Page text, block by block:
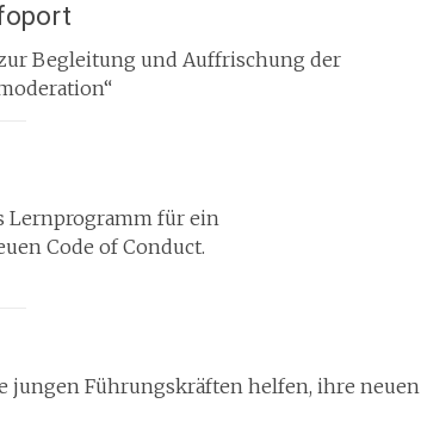
Begleitung und Auffrischung der
Lernprogramm für ein
Code of Conduct.
jungen Führungskräften helfen, ihre neuen